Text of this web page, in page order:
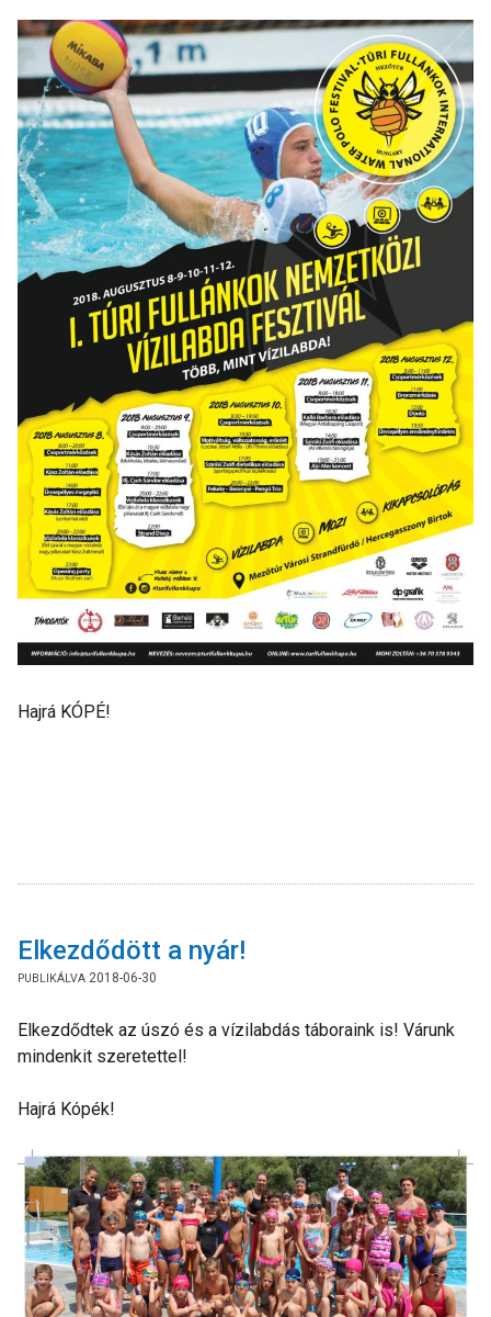
Hajrá KÓPÉ!
Elkezdődött a nyár!
2018-06-30
Elkezdődtek az úszó és a vízilabdás táboraink is! Várunk
mindenkit szeretettel!
Hajrá Kópék!